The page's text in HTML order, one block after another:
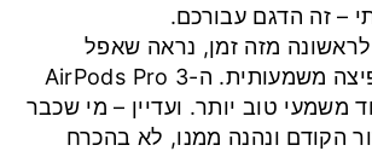
– זה הדגם עבורכם.
לראשונה מזה זמן, נראה שאפל
סיפקה קפיצה משמעותית. ה-AirPods Pro 3
משמעי טוב יותר. ועדיין – מי שכבר
הקודם ונהנה ממנו, לא בהכרח